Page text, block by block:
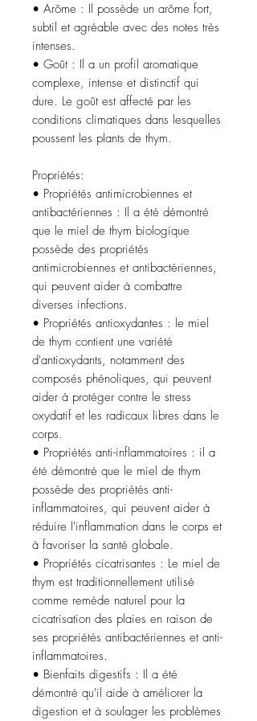
• Arôme : Il possède un arôme fort,
subtil et agréable avec des notes très
intenses.
• Goût : Il a un profil aromatique
complexe, intense et distinctif qui
dure. Le goût est affecté par les
conditions climatiques dans lesquelles
poussent les plants de thym.
Propriétés:
• Propriétés antimicrobiennes et
antibactériennes : Il a été démontré
que le miel de thym biologique
possède des propriétés
antimicrobiennes et antibactériennes,
qui peuvent aider à combattre
diverses infections.
• Propriétés antioxydantes : le miel
de thym contient une variété
d'antioxydants, notamment des
composés phénoliques, qui peuvent
aider à protéger contre le stress
oxydatif et les radicaux libres dans le
corps.
• Propriétés anti-inflammatoires : il a
été démontré que le miel de thym
possède des propriétés anti-
inflammatoires, qui peuvent aider à
réduire l'inflammation dans le corps et
à favoriser la santé globale.
• Propriétés cicatrisantes : Le miel de
thym est traditionnellement utilisé
comme remède naturel pour la
cicatrisation des plaies en raison de
ses propriétés antibactériennes et anti-
inflammatoires.
• Bienfaits digestifs : Il a été
démontré qu'il aide à améliorer la
digestion et à soulager les problèmes